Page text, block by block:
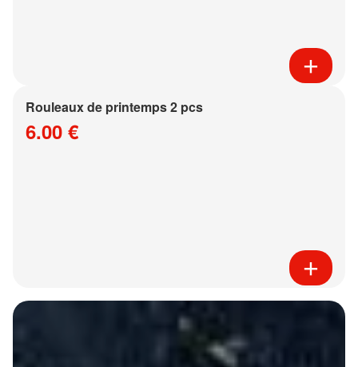
Rouleaux de printemps 2 pcs
6.00 €